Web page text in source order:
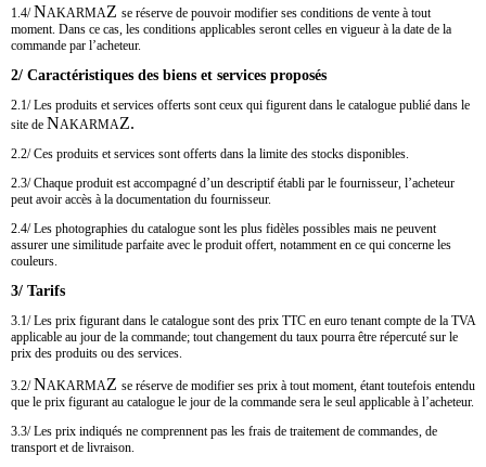
1.4/NAKARMAZ se réserve de pouvoir modifier ses conditions de vente à tout
moment. Dans ce cas, les conditions applicables seront celles en vigueur à la date de la
commande par l’acheteur.
2/ Caractéristiques des biens et services proposés
2.1/ Les produits et services offerts sont ceux qui figurent dans le catalogue publié dans le
site de NAKARMAZ.
2.2/ Ces produits et services sont offerts dans la limite des stocks disponibles.
2.3/ Chaque produit est accompagné d’un descriptif établi par le fournisseur, l’acheteur
peut avoir accès à la documentation du fournisseur.
2.4/ Les photographies du catalogue sont les plus fidèles possibles mais ne peuvent
assurer une similitude parfaite avec le produit offert, notamment en ce qui concerne les
couleurs.
3/ Tarifs
3.1/ Les prix figurant dans le catalogue sont des prix TTC en euro tenant compte de la TVA
applicable au jour de la commande; tout changement du taux pourra être répercuté sur le
prix des produits ou des services.
3.2/NAKARMAZ se réserve de modifier ses prix à tout moment, étant toutefois entendu
que le prix figurant au catalogue le jour de la commande sera le seul applicable à l’acheteur.
3.3/ Les prix indiqués ne comprennent pas les frais de traitement de commandes, de
transport et de livraison.